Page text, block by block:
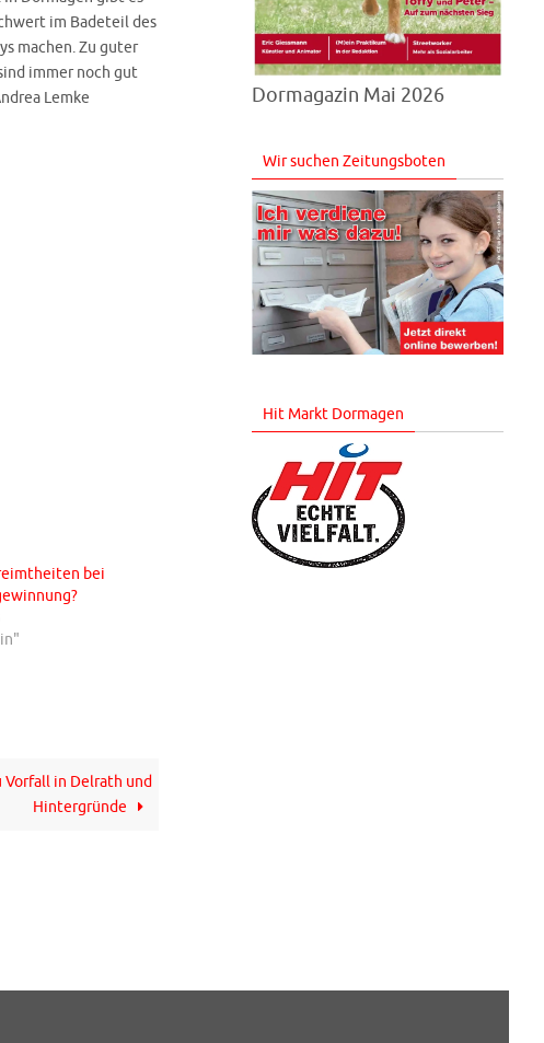
im Badeteil des
machen. Zu guter
immer noch gut
Lemke
bei
Vorfall in Delrath und
Hintergründe
Dormagazin Mai 2026
Wir suchen Zeitungsboten
Hit Markt Dormagen